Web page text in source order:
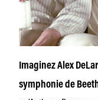
Imaginez Alex
symphonie de